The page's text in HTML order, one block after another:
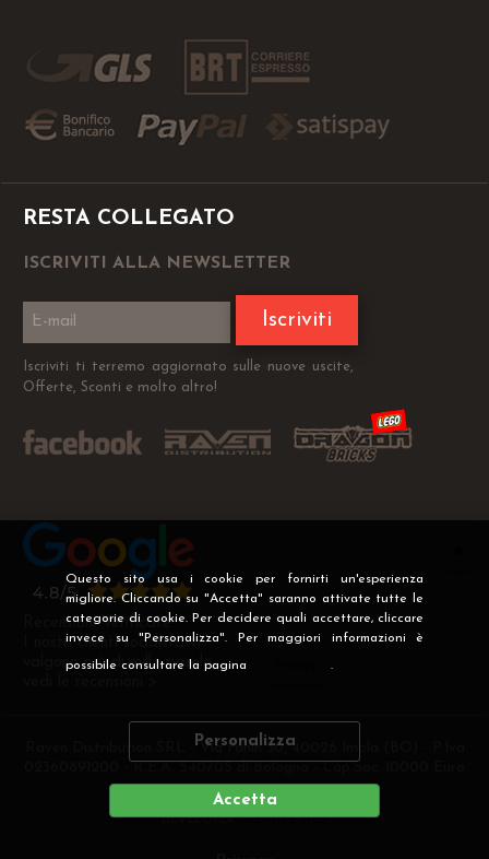
Questo sito usa i cookie per fornirti un'esperienza
migliore. Cliccando su "Accetta" saranno attivate tutte le
categorie di cookie. Per decidere quali accettare, cliccare
invece su "Personalizza". Per maggiori informazioni è
possibile consultare la pagina .
Personalizza
Accetta
RESTA COLLEGATO
ISCRIVITI ALLA NEWSLETTER
Iscriviti
Iscriviti ti terremo aggiornato sulle nuove uscite,
Offerte, Sconti e molto altro!
Recensioni Verificate
I nostri clienti soddisfatti
valgono più di mille parole
Raven Distribution SRL - Via Fanin 30, 40026 Imola (BO) - P.Iva
i.v
DEVELOPERCREATIVE WEB